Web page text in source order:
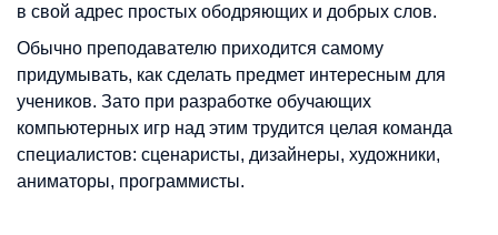
в свой адрес простых ободряющих и добрых слов.
Обычно преподавателю приходится самому
придумывать, как сделать предмет интересным для
учеников. Зато при разработке обучающих
компьютерных игр над этим трудится целая команда
специалистов: сценаристы, дизайнеры, художники,
аниматоры, программисты.